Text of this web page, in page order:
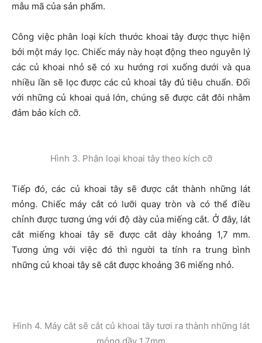
mẫu mã của sản phẩm.
Công việc phân loại kích thước khoai tây được thực hiện
bởi một máy lọc. Chiếc máy này hoạt động theo nguyên lý
các củ khoai nhỏ sẽ có xu hướng rơi xuống dưới và qua
nhiều lần sẽ lọc được các củ khoai tây đủ tiêu chuẩn. Đối
với những củ khoai quá lớn, chúng sẽ được cắt đôi nhằm
đảm bảo kích cỡ.
Hình 3. Phân loại khoai tây theo kích cỡ
Tiếp đó, các củ khoai tây sẽ được cắt thành những lát
mỏng. Chiếc máy cắt có lưỡi quay tròn và có thể điều
chỉnh được tương ứng với độ dày của miếng cắt. Ở đây, lát
cắt miếng khoai tây sẽ được cắt dày khoảng 1,7 mm.
Tương ứng với việc đó thì người ta tính ra trung bình
những củ khoai tây sẽ cắt được khoảng 36 miếng nhỏ.
Hình 4. Máy cắt sẽ cắt củ khoai tây tươi ra thành những lát